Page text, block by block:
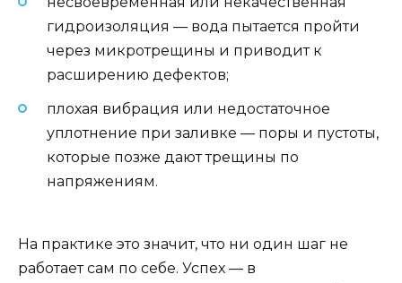
гидроизоляция — вода пытается пройти
через микротрещины и приводит к
расширению дефектов;
плохая вибрация или недостаточное
уплотнение при заливке — поры и пустоты,
которые позже дают трещины по
напряжениям.
На практике это значит, что ни один шаг не
работает сам по себе. Успех — в